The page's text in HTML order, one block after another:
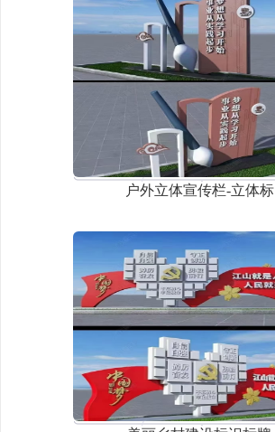
户外立体宣传栏-立体标